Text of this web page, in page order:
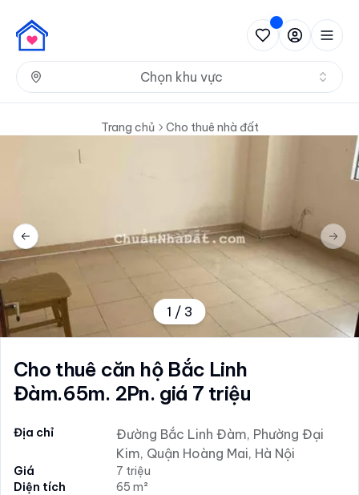
Chọn khu vực
Trang chủ Cho thuê nhà đất
Previous slide
1 / 3
Cho thuê căn hộ Bắc Linh
Đàm.65m. 2Pn. giá 7 triệu
Địa chỉ
Đường Bắc Linh Đàm, Phường Đại
Kim, Quận Hoàng Mai, Hà Nội
Giá
7 triệu
Diện tích
65 m²